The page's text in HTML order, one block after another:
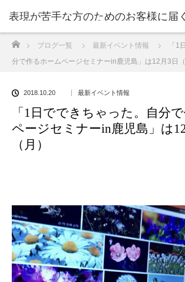
表現が苦手な方のためのお客様に届
る表現のコツ
ブログ一覧 最新イベント情報
「1
分で作るホームページセミナーin鹿児島」は12月3日（
2018.10.20 最新イベント情報
「1日でできちゃった。自分
ページセミナーin鹿児島」は
（月）